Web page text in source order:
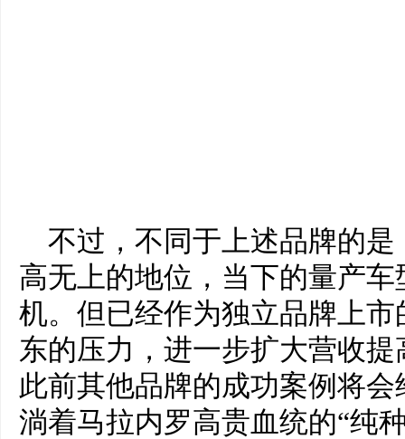
不过，不同于上述品牌的
高无上的地位，当下的量产
机。但已经作为独立品牌上
东的压力，进一步扩大营收
此前其他品牌的成功案例将
淌着马拉内罗高贵血统的“纯